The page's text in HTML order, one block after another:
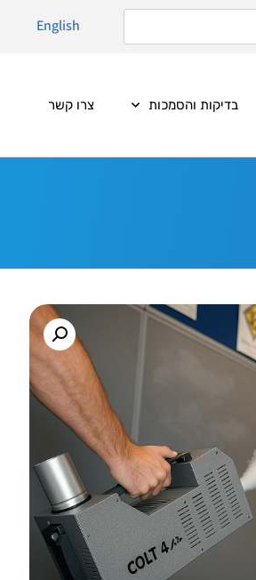
English
בדיקות והסמכות צרו קשר